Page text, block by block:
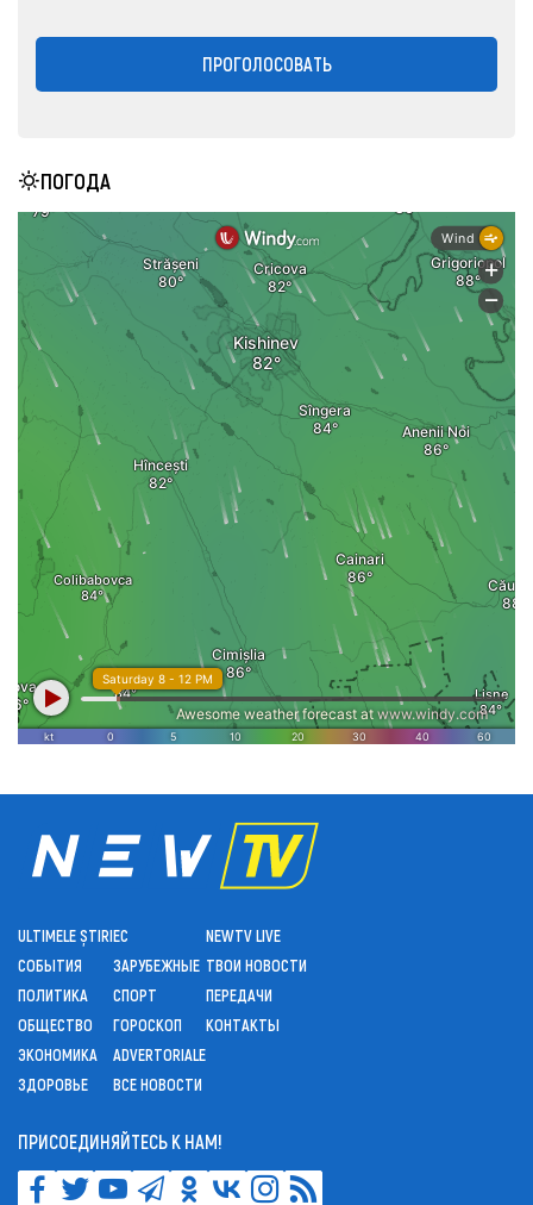
ПРОГОЛОСОВАТЬ
ПОГОДА
ULTIMELE ȘTIRI
СОБЫТИЯ
ПОЛИТИКА
ОБЩЕСТВО
ЭКОНОМИКА
ЗДОРОВЬЕ
ЕС
ЗАРУБЕЖНЫЕ
СПОРТ
ГОРОСКОП
ADVERTORIALE
ВСЕ НОВОСТИ
NEWTV LIVE
ТВОИ НОВОСТИ
ПЕРЕДАЧИ
КОНТАКТЫ
ПРИСОЕДИНЯЙТЕСЬ К НАМ!